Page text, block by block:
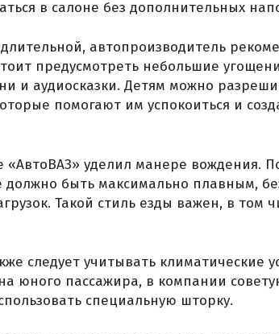
в салоне без дополнительных
автопроизводитель
предусмотреть небольшие
и аудиосказки. Детям можно
помогают им успокоиться и
уделил манере вождения.
быть максимально плавным,
Такой стиль езды важен, в том
следует учитывать климатические
юного пассажира, в компании
специальную шторку.